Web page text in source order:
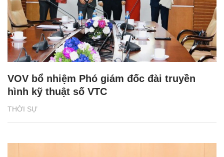
THỜI SỰ
VOV bổ nhiệm Phó giám đốc đài truyền
hình kỹ thuật số VTC